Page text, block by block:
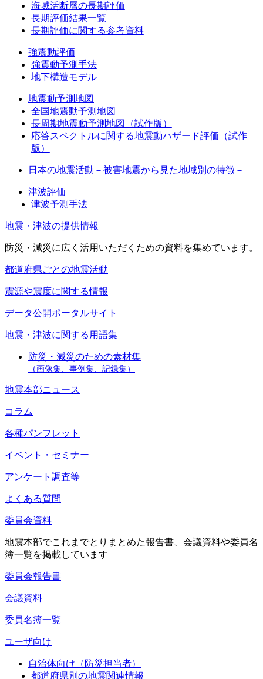
海域活断層の長期評価
長期評価結果一覧
長期評価に関する参考資料
強震動評価
強震動予測手法
地下構造モデル
地震動予測地図
全国地震動予測地図
長周期地震動予測地図（試作版）
応答スペクトルに関する地震動ハザード評価（試作
版）
日本の地震活動－被害地震から見た地域別の特徴－
津波評価
津波予測手法
地震・津波の提供情報
防災・減災に広く活用いただくための資料を集めています。
都道府県ごとの地震活動
震源や震度に関する情報
データ公開ポータルサイト
地震・津波に関する用語集
防災・減災のための素材集
（画像集、事例集、記録集）
地震本部ニュース
コラム
各種パンフレット
イベント・セミナー
アンケート調査等
よくある質問
委員会資料
地震本部でこれまでとりまとめた報告書、会議資料や委員名
簿一覧を掲載しています
委員会報告書
会議資料
委員名簿一覧
ユーザ向け
自治体向け（防災担当者）
都道府県別の地震関連情報